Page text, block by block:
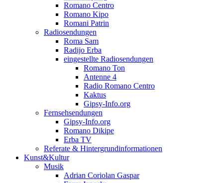
Romano Centro
Romano Kipo
Romani Patrin
Radiosendungen
Roma Sam
Radijo Erba
eingestellte Radiosendungen
Romano Ton
Antenne 4
Radio Romano Centro
Kaktus
Gipsy-Info.org
Fernsehsendungen
Gipsy-Info.org
Romano Dikipe
Erba TV
Referate & Hintergrundinformationen
Kunst&Kultur
Musik
Adrian Coriolan Gaspar